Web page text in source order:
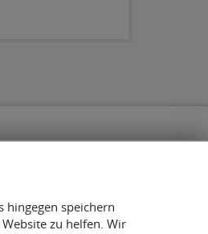
hingegen speichern
zu helfen. Wir